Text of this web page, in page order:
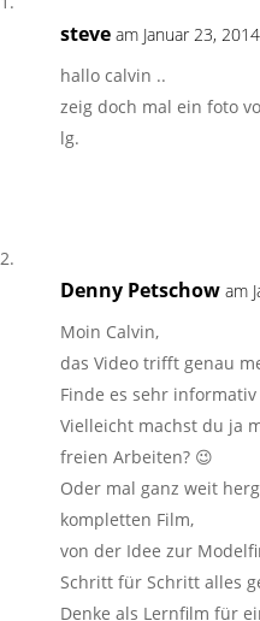
steve am Januar 23,
hallo calvin ..
zeig doch mal ein foto
lg.
Denny Petschow am
Moin Calvin,
das Video trifft genau
Finde es sehr
Vielleicht machst du ja
freien Arbeiten? 😉
Oder mal ganz weit
kompletten Film,
von der Idee zur
Schritt für Schritt alles
Denke als Lernfilm für